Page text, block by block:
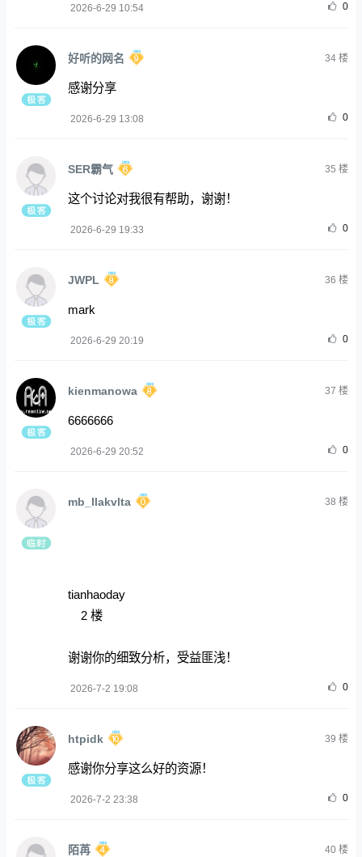
2026-6-29 10:54 0
好听的网名 34楼
感谢分享
2026-6-29 13:08 0
SER霸气 35 楼
这个讨论对我很有帮助，谢谢！
2026-6-29 19:33 0
JWPL 36 楼
mark
2026-6-29 20:19 0
kienmanowa 37 楼
6666666
2026-6-29 20:52 0
mb_llakvlta 38 楼
tianhaoday
2 楼
谢谢你的细致分析，受益匪浅！
2026-7-2 19:08 0
htpidk 39 楼
感谢你分享这么好的资源！
2026-7-2 23:38 0
陌苒 40楼